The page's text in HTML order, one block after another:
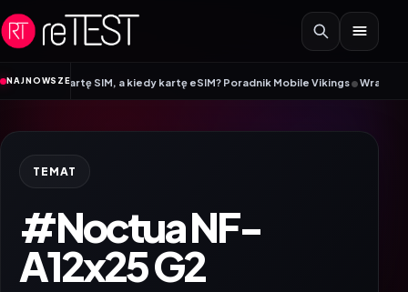
Przejdź do treści
NAJNOWSZE
SIM, a kiedy kartę eSIM? Poradnik Mobile Vikings•Wracamy do
TEMAT
#Noctua NF-
A12x25 G2